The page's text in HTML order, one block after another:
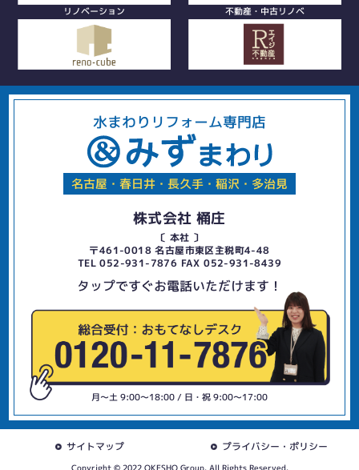
リノベーション 不動産・中古リノベ
水まわりリフォーム専門店
名古屋・春日井・長久手・稲沢・多治見
株式会社 桶庄
〔 本社 〕
〒461-0018 名古屋市東区主税町4-48
TEL 052-931-7876 FAX 052-931-8439
タップですぐお電話いただけます！
月〜土 9:00〜18:00 / 日・祝 9:00〜17:00
サイトマップ プライバシー・ポリシー
Copyright © 2022 OKESHO Group. All Rights Reserved.